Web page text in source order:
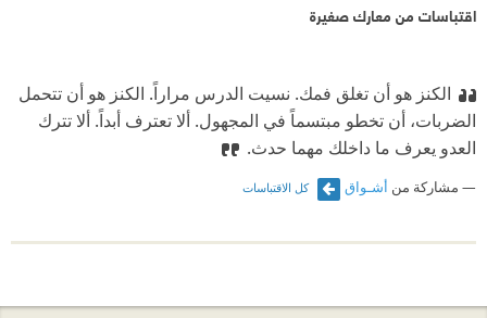
اقتباسات من معارك صغيرة
الكنز هو أن تغلق فمك. نسيت الدرس مراراً. الكنز هو أن تتحمل
الضربات، أن تخطو مبتسماً في المجهول. ألا تعترف أبداً. ألا تترك
العدو يعرف ما داخلك مهما حدث.
مشاركة من أشـواق كل الاقتباسات